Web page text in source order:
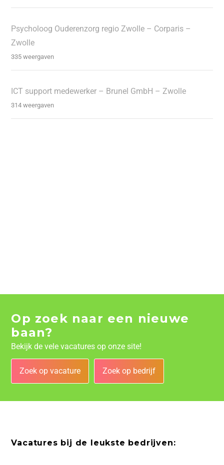
Psycholoog Ouderenzorg regio Zwolle – Corparis –
Zwolle
335 weergaven
ICT support medewerker – Brunel GmbH – Zwolle
314 weergaven
Op zoek naar een nieuwe
baan?
Bekijk de vele vacatures op onze site!
Zoek op vacature Zoek op bedrijf
Vacatures bij de leukste bedrijven: